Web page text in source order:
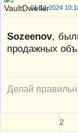
01-12-2024
Sozeenov,
продажных
Делай
2